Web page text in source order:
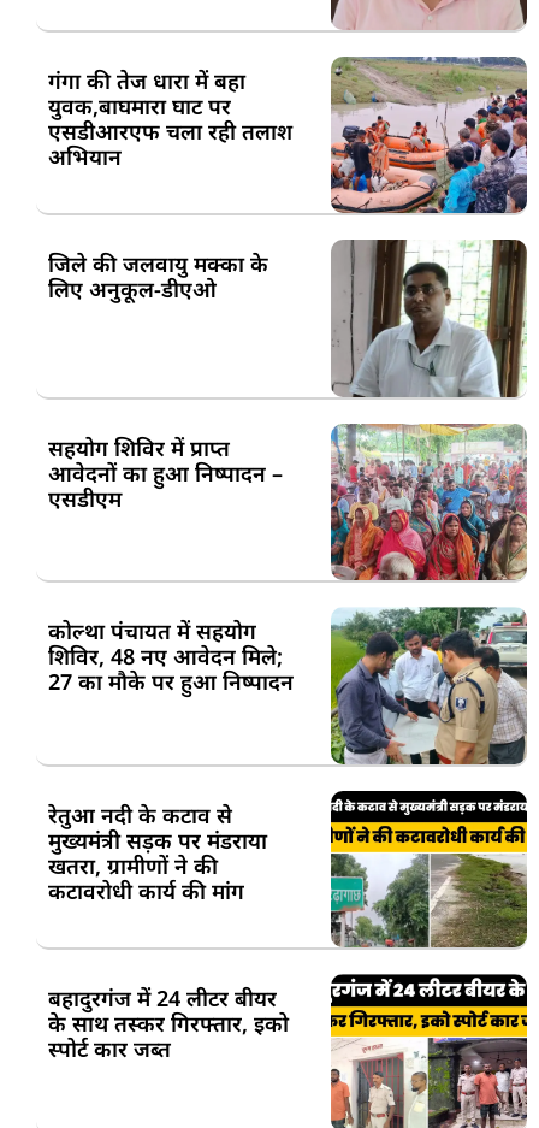
गंगा की तेज धारा में बहा
युवक,बाघमारा घाट पर
एसडीआरएफ चला रही तलाश
अभियान
जिले की जलवायु मक्का के
लिए अनुकूल-डीएओ
सहयोग शिविर में प्राप्त
आवेदनों का हुआ निष्पादन –
एसडीएम
कोल्था पंचायत में सहयोग
शिविर, 48 नए आवेदन मिले;
27 का मौके पर हुआ निष्पादन
रेतुआ नदी के कटाव से
मुख्यमंत्री सड़क पर मंडराया
खतरा, ग्रामीणों ने की
कटावरोधी कार्य की मांग
बहादुरगंज में 24 लीटर बीयर
के साथ तस्कर गिरफ्तार, इको
स्पोर्ट कार जब्त